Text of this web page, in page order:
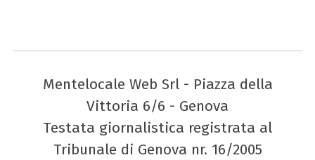
Mentelocale Web Srl - Piazza della
Vittoria 6/6 - Genova
Testata giornalistica registrata al
Tribunale di Genova nr. 16/2005